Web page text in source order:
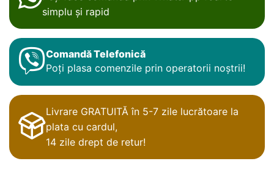
simplu și rapid
Comandă Telefonică
Poți plasa comenzile prin operatorii noștrii!
Livrare GRATUITĂ în 5-7 zile lucrătoare la
plata cu cardul,
14 zile drept de retur!